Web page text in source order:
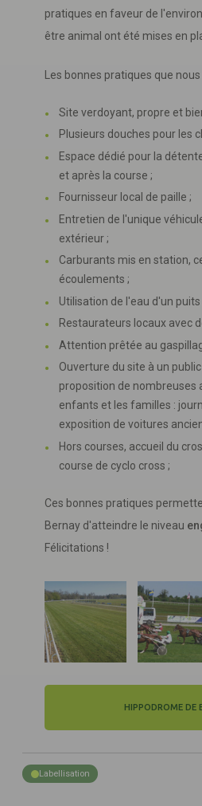
pratiques en faveur de
être animal ont été mises en
Les bonnes pratiques que
Site verdoyant, propre et
Plusieurs douches pour les
Espace dédié pour la
et après la course ;
Fournisseur local de paille ;
Entretien de l'unique
extérieur ;
Carburants mis en station,
écoulements ;
Utilisation de l'eau d'un puits
Restaurateurs locaux avec
Attention prêtée au
Ouverture du site à un
proposition de nombreuses
enfants et les familles :
exposition de voitures
Hors courses, accueil du
course de cyclo cross ;
Ces bonnes pratiques
Bernay d'atteindre le niveau
Félicitations !
HIPPODROME DE
Labellisation